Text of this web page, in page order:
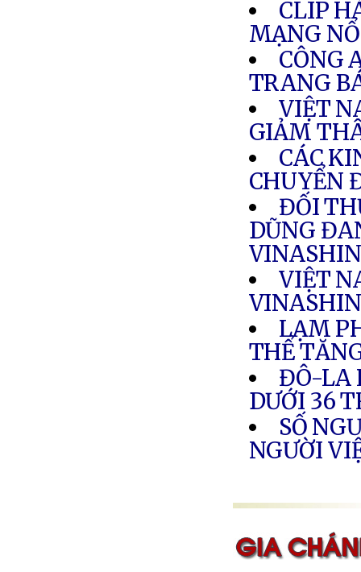
CLIP
MẠNG
CÔNG
TRANG
VIỆT
GIẢM
CÁC
CHUYỂN
ĐỐI
DŨNG
VINASHIN
VIỆT
LẠM
THỂ
ĐÔ-LA
DƯỚI 36
SỐ
NGƯỜI